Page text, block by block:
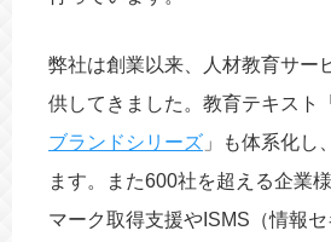
弊社は創業以来、人材教育サー
供してきました。教育テキスト「
ブランドシリーズ 」も体系化し
ます。また600社を超える企業
マーク取得支援やISMS（情報